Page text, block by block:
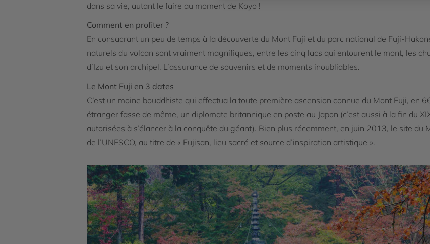
dans sa vie, autant le faire au moment de Koyo !
Comment en profiter ?
En consacrant un peu de temps à la découverte du Mont Fuji et du parc national de Fuji-
naturels du volcan sont vraiment magnifiques, entre les cinq lacs qui entourent le mont, les
d’Izu et son archipel. L’assurance de souvenirs et de moments inoubliables.
Le Mont Fuji en 3 dates
C’est un moine bouddhiste qui effectua la toute première ascension connue du Mont Fuji, en
étranger fasse de même, un diplomate britannique en poste au Japon (c’est aussi à la fin du
autorisées à s’élancer à la conquête du géant). Bien plus récemment, en juin 2013, le site du
de l’UNESCO, au titre de « Fujisan, lieu sacré et source d’inspiration artistique ».